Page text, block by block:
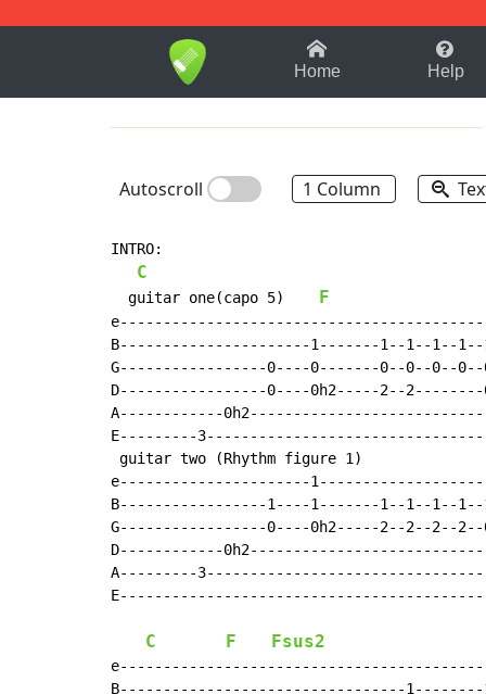
1-9 B
Home Help
Autoscroll 1 Column
INTRO:
C
  guitar one(capo 5)
F
B----------------------1-------1--1--1--1--
G-----------------0----0-------0--0--0--0--
D-----------------0----0h2-----2--2--------
A------------
E---------
guitar two (Rhythm figure 1)
e----------------------
B-----------------1----1-------1--1--1--1--
G-----------------0----0h2-----2--2--2--2--
D------------
A---------
C F Fsus2
B---------------------------------1--------